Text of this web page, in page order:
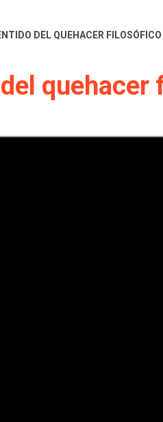
DEL QUEHACER FILOSÓFICO